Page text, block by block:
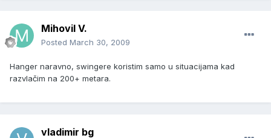
Mihovil V.
Posted March 30, 2009
Hanger naravno, swingere koristim samo u situacijama kad
razvlačim na 200+ metara.
vladimir bg